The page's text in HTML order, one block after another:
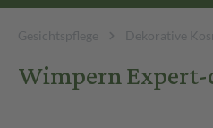
Gesichtspflege Dekorative
Wimpern Expert-